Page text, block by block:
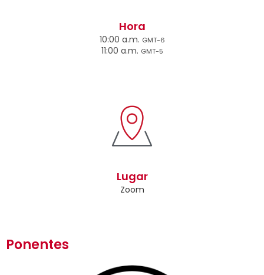
Hora
10:00 a.m. GMT-6
11:00 a.m. GMT-5
Lugar
Zoom
Ponentes